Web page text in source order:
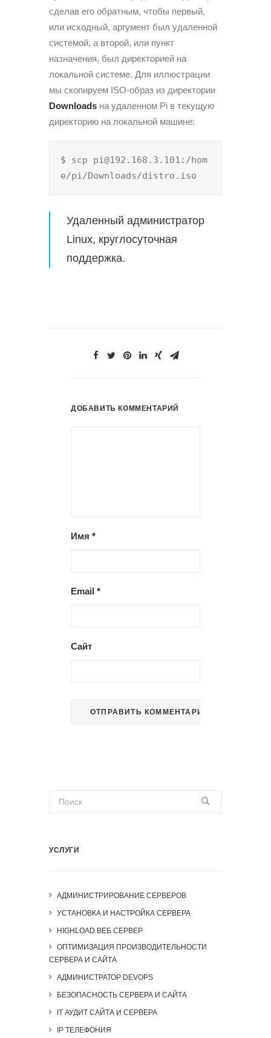
сделав его обратным, чтобы первый,
или исходный, аргумент был удаленной
системой, а второй, или пункт
назначения, был директорией на
локальной системе. Для иллюстрации
мы скопируем ISO-образ из директории
Downloads на удаленном Pi в текущую
директорию на локальной машине:
$ scp pi@192.168.3.101:/hom
e/pi/Downloads/distro.iso
Удаленный администратор
Linux, круглосуточная
поддержка.
ДОБАВИТЬ КОММЕНТАРИЙ
Имя *
Email *
Сайт
УСЛУГИ
АДМИНИСТРИРОВАНИЕ СЕРВЕРОВ
УСТАНОВКА И НАСТРОЙКА СЕРВЕРА
HIGHLOAD ВЕБ СЕРВЕР
ОПТИМИЗАЦИЯ ПРОИЗВОДИТЕЛЬНОСТИ
СЕРВЕРА И САЙТА
АДМИНИСТРАТОР DEVOPS
БЕЗОПАСНОСТЬ СЕРВЕРА И САЙТА
IT АУДИТ САЙТА И СЕРВЕРА
IP ТЕЛЕФОНИЯ